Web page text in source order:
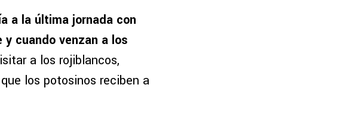
a la última jornada con
cuando venzan a los
a los rojiblancos,
los potosinos reciben a